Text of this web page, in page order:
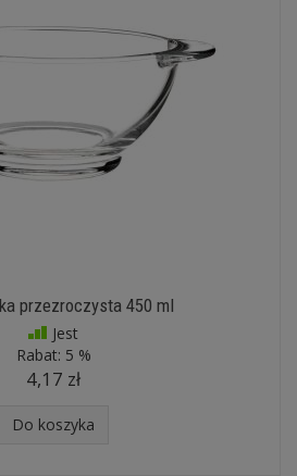
przezroczysta 450 ml
Jest
Rabat: 5 %
4,17 zł
Do koszyka